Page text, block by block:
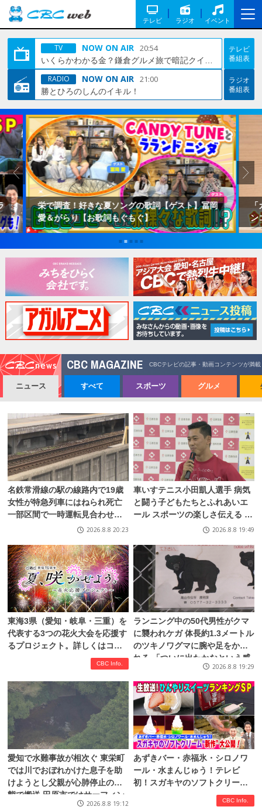
テレビ ラジオ イベント
TV NOW ON AIR 20:54
テレビ
番組表
RADIO NOW ON AIR 21:00
勝とひろのしんのイキル！
ラジオ
番組表
栄で調査！好きな夏ソングの歌詞【ゲスト】冨岡
愛＆がらり【お歌詞もぐもぐ】
ン
利
ニュース
CBC MAGAZINE CBCテレビの記事・動画コンテンツが満載
すべて スポーツ グルメ
名鉄常滑線の駅の線路内で19歳
女性が特急列車にはねられ死亡
一部区間で一時運転見合わせに
お盆休みで空港へ向かう旅行客
2026.8.8 20:23
車いすテニス小田凱人選手 病気
と闘う子どもたちとふれあいエ
ール スポーツの楽しさ伝える 名
2026.8.8 19:49
東海3県（愛知・岐阜・三重）を
代表する3つの花火大会を応援す
るプロジェクト。詳しくはコチ
CBC Info.
ランニング中の50代男性がクマ
に襲われケガ 体長約1.3メートル
のツキノワグマに腕や足をかま
れる 「ついに出たかなという感
じ」と近隣住人 東海地方で今年
度初の人身被害 岐阜・高山市
2026.8.8 19:29
愛知で水難事故が相次ぐ 東栄町
では川でおぼれかけた息子を助
けようとし父親が心肺停止の状
態で搬送 田原市ではサーフィン
中に公務員の男性（46）がおぼ
2026.8.8 19:12
あずきバー・赤福氷・シロノワ
ール・水まんじゅう！テレビ
初！スガキヤのソフトクリー
CBC Info.